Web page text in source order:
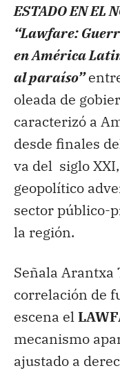
ESTADO EN EL
“Lawfare:
en América
al paraíso”
oleada de
caracterizó a
desde finales
va del siglo
geopolítico
sector público-
la región.
Señala Arantxa
correlación de
escena el
mecanismo
ajustado a